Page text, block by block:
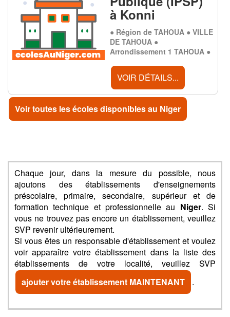
à Konni
● Région de TAHOUA ● VILLE
DE TAHOUA ●
Arrondissement 1 TAHOUA ●
VOIR DÉTAILS...
Voir toutes les écoles disponibles au Niger
Chaque jour, dans la mesure du possible, nous
ajoutons des établissements d'enseignements
préscolaire, primaire, secondaire, supérieur et de
formation technique et professionnelle au Niger. Si
vous ne trouvez pas encore un établissement, veuillez
SVP revenir ultérieurement.
Si vous êtes un responsable d'établissement et voulez
voir apparaître votre établissement dans la liste des
établissements de votre localité, veuillez SVP
ajouter votre établissement MAINTENANT
.